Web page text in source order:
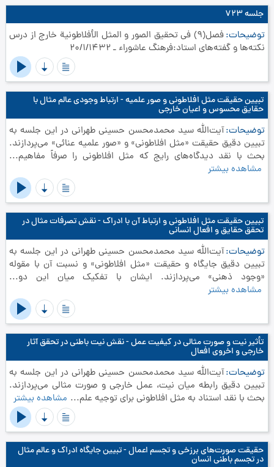
جلسه ۷۲۳
توضیحات
فصل(9) في تحقيق الصور و المثل الأفلاطونية خارج از درس
نکته‌ها و گفته‌های استاد:فرهنگ عاشوراء ـ 20/1/1432
تبیین حقیقت مثل افلاطونی و صور علمیه - ارتباط وجودی عالم مثال با
حقایق محسوس و اعیان خارجی
توضیحات آیت‌الله سید محمدمحسن حسینی طهرانی در این جلسه به
تبیین دقیق حقیقت «مثل افلاطونی» و «صور علمیه عنائی» می‌پردازند.
بحث با نقد دیدگاه‌های رایج که مثل افلاطونی را صرفاً مفاهیم...
مشاهده بیشتر
تبیین حقیقت مثل افلاطونی و ارتباط آن با ادراک - نقش تصرفات مثال در
تحقق حقایق و افعال انسانی
توضیحات آیت‌الله سید محمدمحسن حسینی طهرانی در این جلسه به
تبیین دقیق جایگاه و حقیقت «مثل افلاطونی» و نسبت آن با مقوله
«وجود ذهنی» می‌پردازند. ایشان با تفکیک میان این دو...
مشاهده بیشتر
تأثیر نیت و صورت مثالی در کیفیت عمل - نقش نیت باطنی در تحقق آثار
خارجی و اخروی افعال
توضیحات آیت‌الله سید محمدمحسن حسینی طهرانی در این جلسه به
تبیین دقیق رابطه میان نیت، عمل خارجی و صورت مثالی می‌پردازند.
بحث با نقد استناد به مثل افلاطونی برای توجیه علم... مشاهده بیشتر
حقیقت صورت‌های برزخی و تجسم اعمال - تبیین جایگاه ادراک و عالم مثال
در تجسم باطنی انسان